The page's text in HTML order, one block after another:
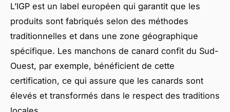
L’IGP est un label européen qui garantit que les
produits sont fabriqués selon des méthodes
traditionnelles et dans une zone géographique
spécifique. Les manchons de canard confit du Sud-
Ouest, par exemple, bénéficient de cette
certification, ce qui assure que les canards sont
élevés et transformés dans le respect des traditions